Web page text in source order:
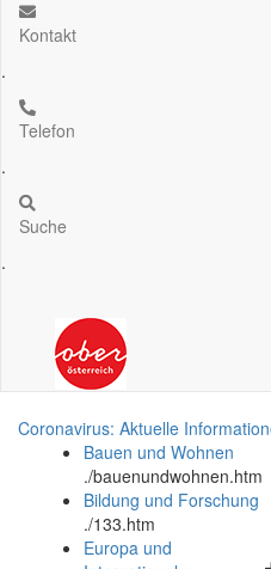
Kontakt
.
Telefon
.
Suche
.
Coronavirus: Aktuelle
Bauen und Wohnen
./bauenundwohnen.htm
Bildung und Forschung
./133.htm
Europa und